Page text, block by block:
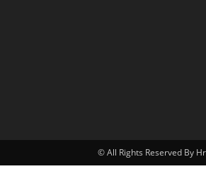
© All Rights Reserved By